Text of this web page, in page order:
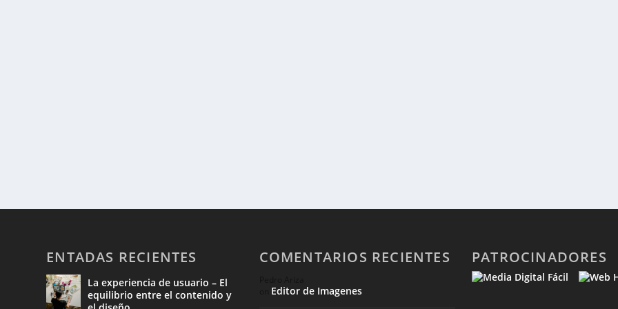
ENTADAS RECIENTES
La experiencia de usuario – El
equilibrio entre el contenido y
COMENTARIOS RECIENTES
Editor de Imagenes
PATROCINADORES